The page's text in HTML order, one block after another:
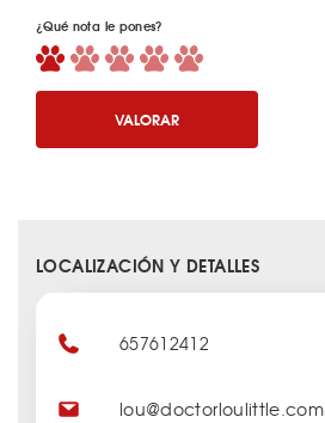
¿Qué nota le pones?
VALORAR
LOCALIZACIÓN Y DETALLES
657612412
lou@doctorloulittle.com